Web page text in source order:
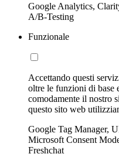
Google Analytics,
A/B-Testing
Funzionale
Accettando questi
oltre le funzioni di base
comodamente il nostro
questo sito web
Google Tag Manager,
Microsoft Consent
Freshchat